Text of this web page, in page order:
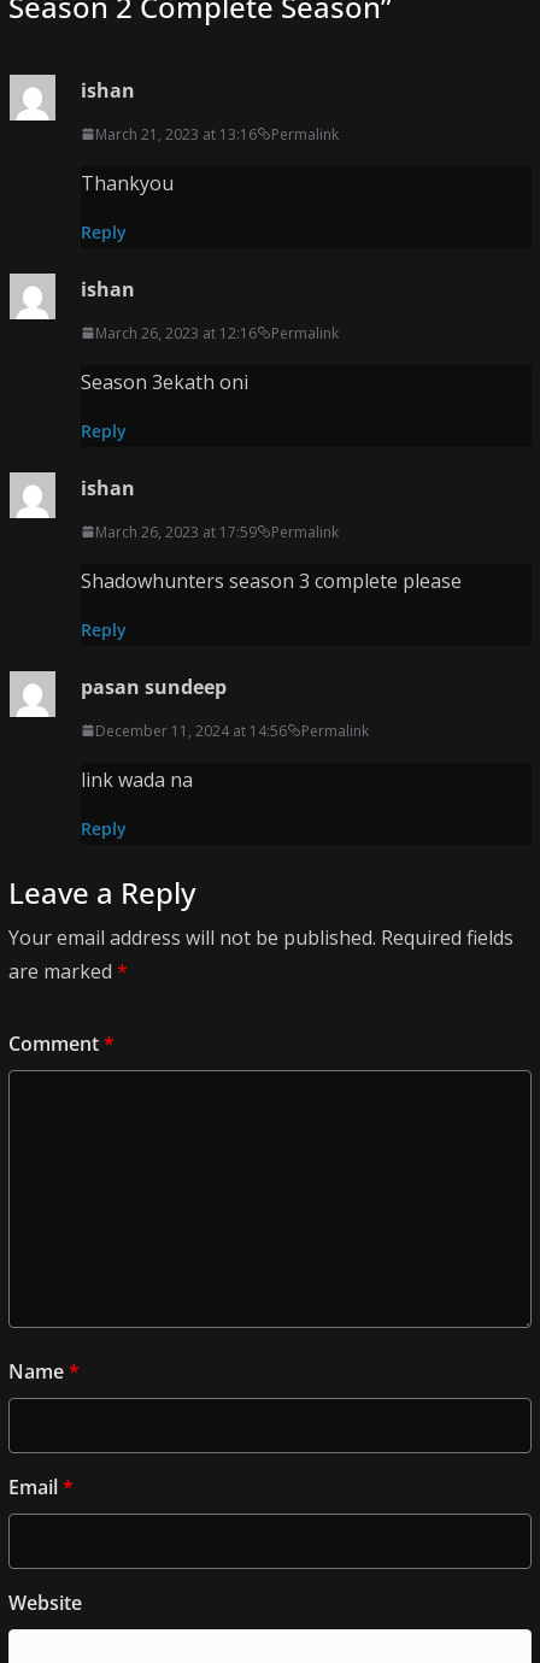
ishan
March 21, 2023 at 13:16 Permalink
Thankyou
Reply
ishan
March 26, 2023 at 12:16 Permalink
Season 3ekath oni
Reply
ishan
March 26, 2023 at 17:59 Permalink
Shadowhunters season 3 complete please
Reply
pasan sundeep
December 11, 2024 at 14:56 Permalink
link wada na
Reply
Leave a Reply
Your email address will not be published. Required fields
are marked *
Comment*
Name*
Email*
Website